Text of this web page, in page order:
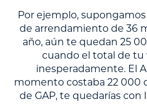
Por ejemplo,
de arrendamiento de 36
año, aún te quedan 25
cuando el total de tu
inesperadamente. El
momento costaba 22 000
de GAP, te quedarías con